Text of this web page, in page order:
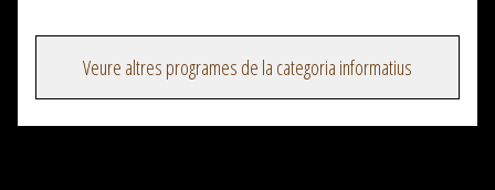
Veure altres programes de la categoria informatius